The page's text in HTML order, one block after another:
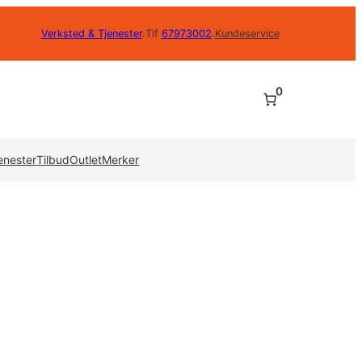
Verksted & Tjenester.Tlf 67973002.Kundeservice
0
TilbudOutletMerker